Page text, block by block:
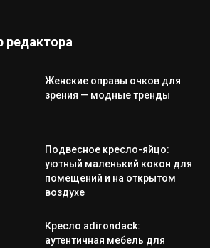
редактора
Женские оправы очков для
зрения — модные тренды
Подвесное кресло-яйцо:
уютный маленький кокон для
помещений и на открытом
воздухе
Кресло adirondack:
аутентичная мебель для